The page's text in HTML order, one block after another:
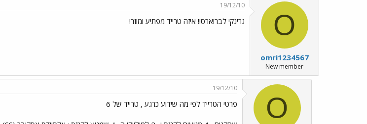
ס
ת
ר
י
ך
O
omri1234567
New member
19/12/10
גרינקי לברוארס!! איזה טרייד מפתיע ומוזר!
O
19/12/10
פרטי הטרייד לפי מה שידוע כרגע , טרייד של 6